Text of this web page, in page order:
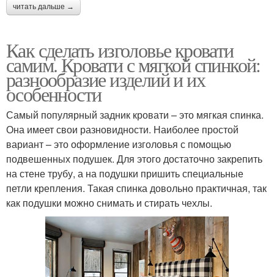
читать дальше →
Как сделать изголовье кровати
самим. Кровати с мягкой спинкой:
разнообразие изделий и их
особенности
Самый популярный задник кровати – это мягкая спинка.
Она имеет свои разновидности. Наиболее простой
вариант – это оформление изголовья с помощью
подвешенных подушек. Для этого достаточно закрепить
на стене трубу, а на подушки пришить специальные
петли крепления. Такая спинка довольно практичная, так
как подушки можно снимать и стирать чехлы.